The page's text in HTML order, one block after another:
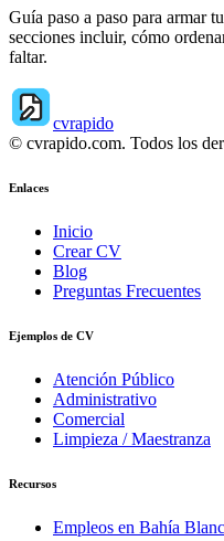
Guía paso a paso para armar
secciones incluir, cómo
faltar.
cvrapido
© cvrapido.com. Todos los
Enlaces
Inicio
Crear CV
Blog
Preguntas Frecuentes
Ejemplos de CV
Atención Público
Administrativo
Comercial
Limpieza / Maestranza
Recursos
Empleos en Bahía